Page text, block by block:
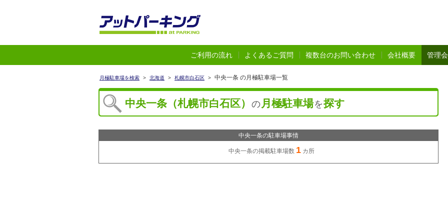
ご利用の流れ よくあるご質問 複数台のお問い合わせ 会社概要 管理
月極駐車場を検索 > 北海道 > 札幌市白石区 > 中央一条 の月極駐車場一覧
中央一条（札幌市白石区） の 月極駐車場を探す
中央一条の駐車場事情
中央一条の掲載駐車場数 1 カ所